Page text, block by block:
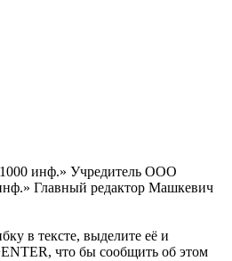
инф.» Учредитель ООО
Главный редактор Машкевич
в тексте, выделите её и
что бы сообщить об этом